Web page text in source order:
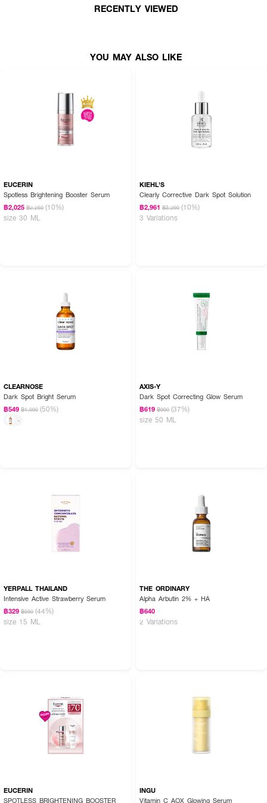
10-2-6800018912
ใช้เฉพาะเวลากลางคืน หลังล้างหน้า กดผลิตภัณฑ์ 2–3 ปั๊ม ลงบนฝ่ามือ สามารถ
ใช้เพียวๆ ทาให้ทั่วผิวหน้า หรือผสมกับ
Cosmedon Gohan Cream
RECENTLY VIEWED
YOU MAY ALSO LIKE
EUCERIN
Spotless Brightening Booster Serum
฿2,025 ฿2,250 (10%)
size 30 ML
KIEHL'S
Clearly Corrective Dark Spot Solution
฿2,961 ฿3,290 (10%)
3 Variations
CLEARNOSE
Dark Spot Bright Serum
฿549 ฿1,090 (50%)
-
AXIS-Y
Dark Spot Correcting Glow Serum
฿619 ฿990 (37%)
size 50 ML
YERPALL THAILAND
Intensive Active Strawberry Serum
฿329 ฿590 (44%)
size 15 ML
THE ORDINARY
Alpha Arbutin 2% + HA
฿640
2 Variations
EUCERIN
SPOTLESS BRIGHTENING BOOSTER
INGU
Vitamin C AOX Glowing Serum